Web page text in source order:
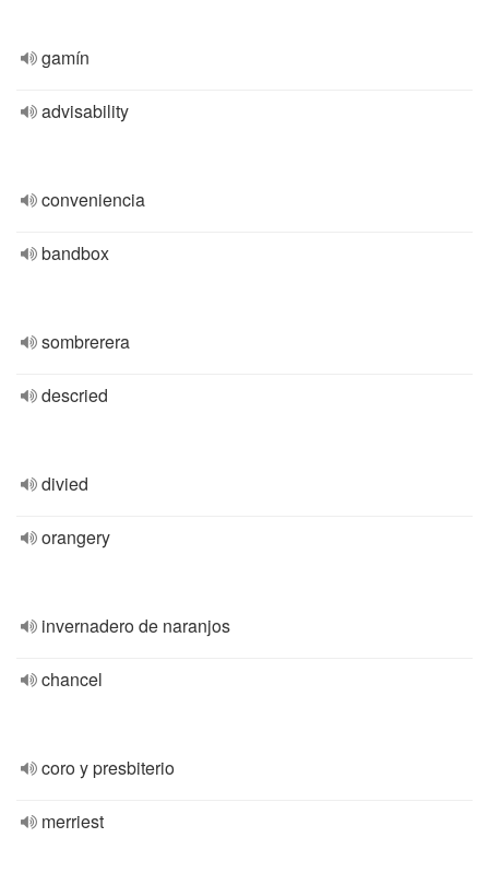
gamín
advisability
conveniencia
bandbox
sombrerera
descried
divied
orangery
invernadero de naranjos
chancel
coro y presbiterio
merriest